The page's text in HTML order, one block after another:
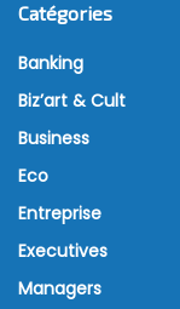
Catégories
Banking
Biz’art & Cult
Business
Eco
Entreprise
Executives
Managers